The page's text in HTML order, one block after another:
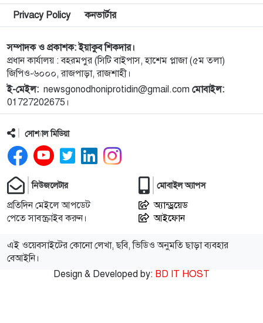
সীমান্তে বিজিবির অভিযানে বিপুল পরিমান ভারতীয়
মাদকদ্রব্য জব্দ
৯
নেপালের আকাশে ভয় পেলেন অপু বিশ্বাস!
১০
বগুড়া এরুলিয়া এলাকায় সড়ক দুর্ঘট্নায় সকালে ৭ জন,
১১
এসোসিয়েশনের নেতৃবৃন্দের সাক্ষাৎ
১২
নগরীর মসজিদ ও ঈদগাহ পরিদর্শনে রাসিক প্রশাসক
১৩
নওগাঁর মান্দায় ২৯৬ বোতল ফেন্সিডিলসহ ২ মাদক কারবারি
Privacy Policy কনভার্টার
সম্পাদক ও প্রকাশক: ইয়াকুব শিকদার।
প্রধান কার্যালয় : বহরমপুর (সিটি বাইপাস, হাশেম প্লাজা (৫ম তলা)
জিপিও-৬০০০, রাজপাড়া, রাজশাহী।
ই-মেইল: newsgonodhoniprotidin@gmail.com মোবাইল:
01727202675।
সোশ্যাল মিডিয়া
নিউজলেটার
প্রতিদিন মেইলে আপডেট
পেতে সাবস্ক্রাইব করুন।
মোবাইল অ্যাপস
অ্যান্ড্রয়েড
আইফোন
এই ওয়েবসাইটের কোনো লেখা, ছবি, ভিডিও অনুমতি ছাড়া ব্যবহার
বেআইনি।
Design & Developed by: BD IT HOST